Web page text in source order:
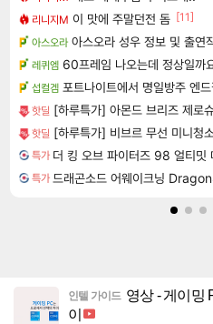
리니지M 이 맛에 주말던전 돔 [11]
아스오라 아스오라 성우 정보 및 출연
레퀴엠 60프레임 나오는데 정상일까
섭컬겜 포트나이트에서 명일방주 엔
핫딜 [하루특가] 아몬드 브리즈 제
핫딜 [하루특가] 비브르 무선 미니
특가
특가
인텔 가이드 영상 - 게이밍
이